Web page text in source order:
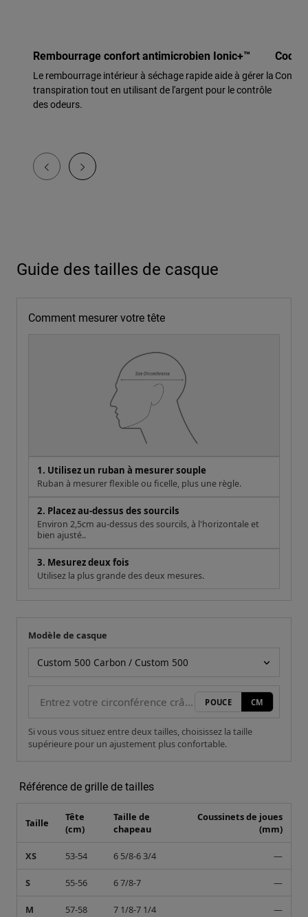
Rembourrage confort antimicrobien Ionic+™
Le rembourrage intérieur à séchage rapide aide à gérer la
transpiration tout en utilisant de l'argent pour le contrôle
des odeurs.
Guide des tailles de casque
Comment mesurer votre tête
1. Utilisez un ruban à mesurer souple
Ruban à mesurer flexible ou ficelle, plus une règle.
2. Placez au-dessus des sourcils
Environ 2,5cm au-dessus des sourcils, à l'horizontale et
bien ajusté..
3. Mesurez deux fois
Utilisez la plus grande des deux mesures.
Votre mesure
Modèle de casque
POUCE CM
Si vous vous situez entre deux tailles, choisissez la taille
supérieure pour un ajustement plus confortable.
Référence de grille de tailles
Taille
Tête
(cm)
Taille de
chapeau
Coussinets de joues
(mm)
XS 53-54 6 5/8-6 3/4 —
S 55-56 6 7/8-7 —
M 57-58 7 1/8-7 1/4 —